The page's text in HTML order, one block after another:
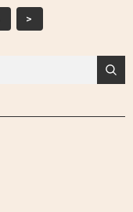
>